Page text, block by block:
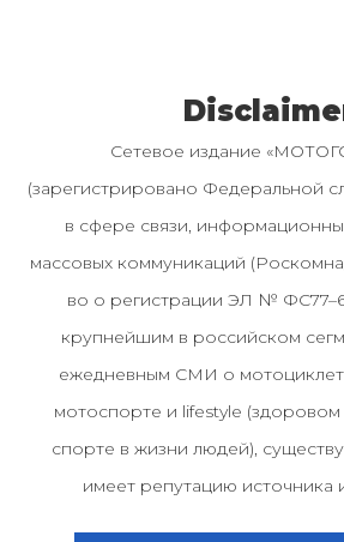
Сетевое издание
(зарегистрировано Федеральной
в сфере связи,
массовых коммуникаций
во о регистрации ЭЛ №
крупнейшим в российском
ежедневным СМИ о
мотоспорте и lifestyle
спорте в жизни людей),
имеет репутацию источника